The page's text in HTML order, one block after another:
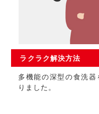
ラクラク解決方法
多機能の深型の食洗
りました。